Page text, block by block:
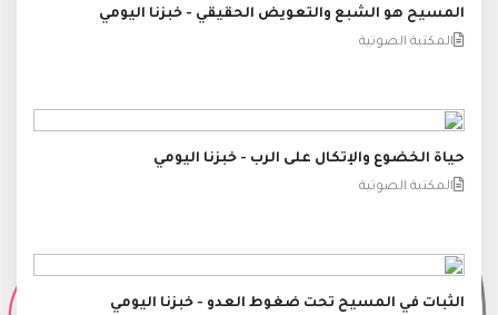
المسيح هو الشبع والتعويض الحقيقي - خبزنا اليومي
المكتبة الصوتية
حياة الخضوع والإتكال على الرب - خبزنا اليومي
المكتبة الصوتية
الثبات في المسيح تحت ضغوط العدو - خبزنا اليومي